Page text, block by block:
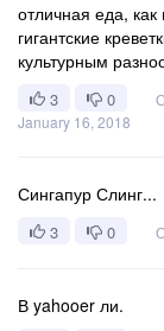
отличная еда,
гигантские
культурным
3 0
January 16, 2018
Сингапур Слинг...
3 0
В yahooer ли.